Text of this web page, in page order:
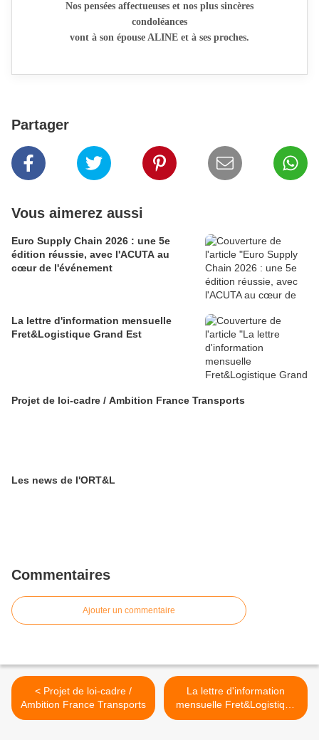
Nos pensées affectueuses et nos plus sincères
condoléances
vont à son épouse ALINE et à ses proches.
Partager
Vous aimerez aussi
Euro Supply Chain 2026 : une 5e
édition réussie, avec l'ACUTA au
cœur de l'événement
La lettre d'information mensuelle
Fret&Logistique Grand Est
Projet de loi-cadre / Ambition France Transports
Les news de l'ORT&L
Commentaires
Ajouter un commentaire
< Projet de loi-cadre /
Ambition France Transports
La lettre d'information
mensuelle Fret&Logistique
Grand Est >